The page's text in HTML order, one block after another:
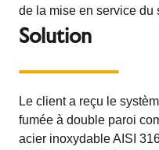
de la mise en service du
Solution
Le client a reçu le
fumée à double paroi
acier inoxydable AISI